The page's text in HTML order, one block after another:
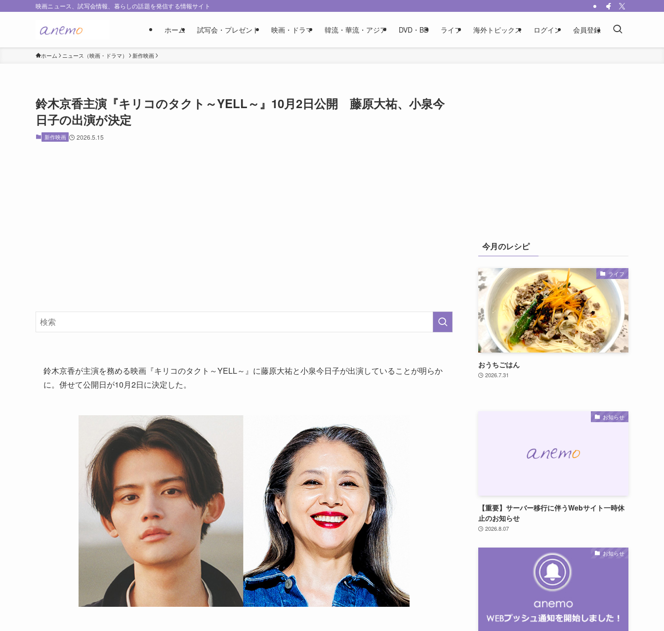
映画ニュース、試写会情報、暮らしの話題を発信する情報サイト
ホーム 試写会・プレゼント 映画・ドラマ 韓流・華流・アジア DVD・BD ライフ 海外トピックス ログイン 会員登録
ホーム ニュース（映画・ドラマ） 新作映画
鈴木京香主演『キリコのタクト～YELL～』10月2日公開 藤原大祐、小泉今
日子の出演が決定
新作映画 2026.5.15
鈴木京香が主演を務める映画『キリコのタクト～YELL～』に藤原大祐と小泉今日子が出演していることが明らか
に。併せて公開日が10月2日に決定した。
今月のレシピ
ライフ
おうちごはん
2026.7.31
お知らせ
【重要】サーバー移行に伴うWebサイト一時休
止のお知らせ
2026.8.07
お知らせ